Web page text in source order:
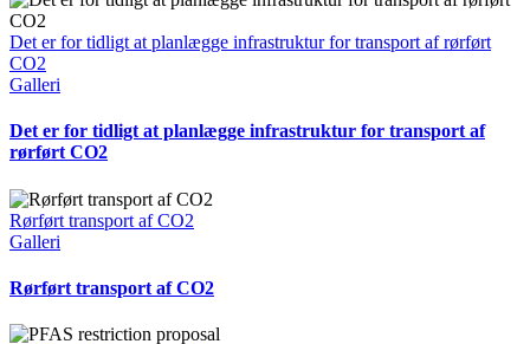
Det er for tidligt at planlægge infrastruktur for transport af rørført
CO2
Galleri
Det er for tidligt at planlægge infrastruktur for transport af
rørført CO2
Rørført transport af CO2
Galleri
Rørført transport af CO2